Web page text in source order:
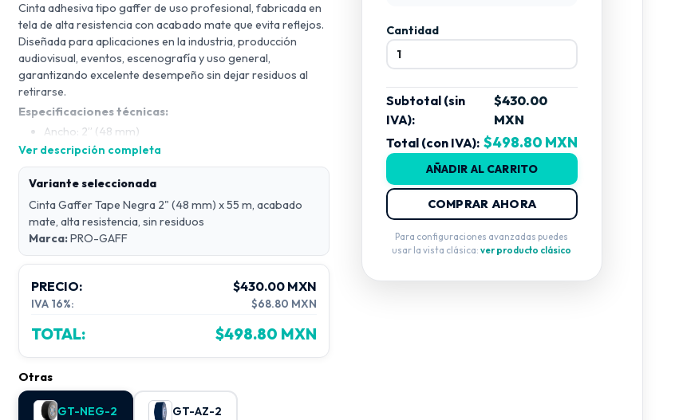
Cinta adhesiva tipo gaffer de uso profesional, fabricada en
tela de alta resistencia con acabado mate que evita reflejos.
Diseñada para aplicaciones en la industria, producción
audiovisual, eventos, escenografía y uso general,
garantizando excelente desempeño sin dejar residuos al
retirarse.
Especificaciones técnicas:
Ancho: 2” (48 mm)
Largo: 55 m
Espesor: 11 mils
Resistencia a la tensión: 45 lb/in
Elongación: 5%
Adhesión a metal: 80 oz/in
Rango de temperatura de trabajo: 10°C a 95°C
Características:
Alta adherencia y fijación segura
Fácil de cortar manualmente
Acabado mate antirreflejante
Aplicaciones:
Ideal para fijación de cables, montaje temporal, marcaje en
piso, producción escénica, cine, fotografía, eventos y
Ver descripción completa
Variante seleccionada
Cinta Gaffer Tape Negra 2" (48 mm) x 55 m, acabado
mate, alta resistencia, sin residuos
Marca:PRO-GAFF
PRECIO: $430.00 MXN
IVA 16%: $68.80 MXN
TOTAL: $498.80 MXN
Otras
GT-NEG-2 GT-AZ-2
Cantidad
Subtotal (sin
IVA):
$430.00
MXN
Total (con IVA): $498.80 MXN
AÑADIR AL CARRITO
COMPRAR AHORA
Para configuraciones avanzadas puedes
usar la vista clásica:ver producto clásico